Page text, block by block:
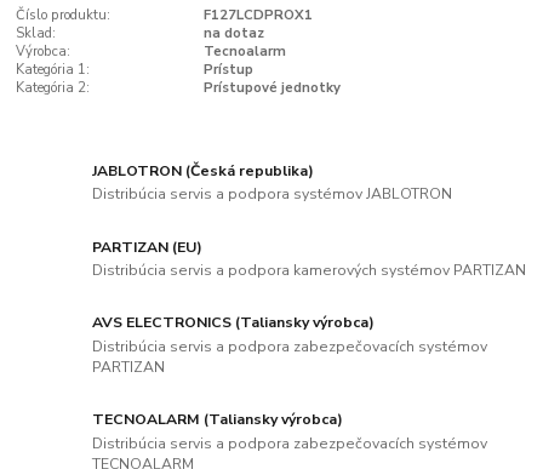
Číslo produktu:
F127LCDPROX1
Sklad:
na dotaz
Výrobca:
Tecnoalarm
Kategória 1:
Prístup
Kategória 2:
Prístupové jednotky
JABLOTRON (Česká republika)
Distribúcia servis a podpora systémov JABLOTRON
PARTIZAN (EU)
Distribúcia servis a podpora kamerových systémov PARTIZAN
AVS ELECTRONICS (Taliansky výrobca)
Distribúcia servis a podpora zabezpečovacích systémov
PARTIZAN
TECNOALARM (Taliansky výrobca)
Distribúcia servis a podpora zabezpečovacích systémov
TECNOALARM